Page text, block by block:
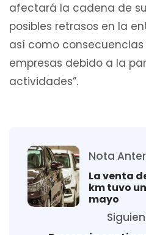
afectará la cadena de
posibles retrasos en la
así como
empresas debido a la
actividades”.
Nota
La venta
km tuvo
mayo